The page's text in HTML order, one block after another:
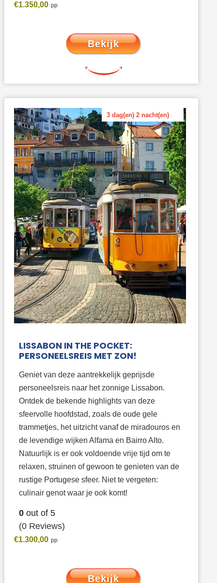
€1.350,00
Bekijk
LISSABON IN THE POCKET:
PERSONEELSREIS MET ZON!
Geniet van deze aantrekkelijk geprijsde
personeelsreis naar het zonnige Lissabon.
Ontdek de bekende highlights van deze
sfeervolle hoofdstad, zoals de oude gele
trammetjes, het uitzicht vanaf de miradouros en
de levendige wijken Alfama en Bairro Alto.
Natuurlijk is er ook voldoende vrije tijd om te
relaxen, struinen of gewoon te genieten van de
rustige Portugese sfeer. Niet te vergeten:
culinair genot waar je ook komt!
0out of 5
(0 Reviews)
3 dag(en) 2 nacht(en)
€1.300,00
Bekijk